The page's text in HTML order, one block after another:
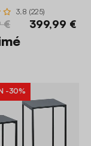
3.8 (225)
€ 399,99 €
-30%